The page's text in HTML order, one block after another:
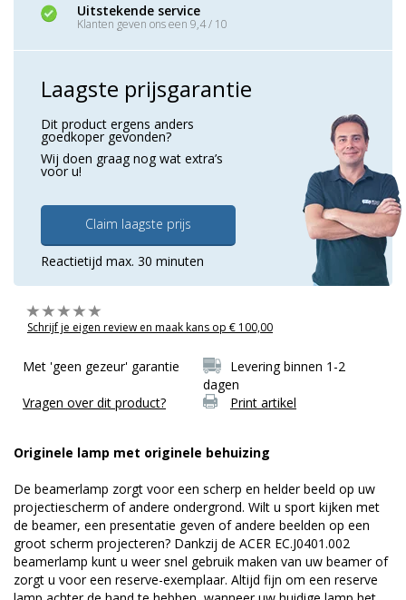
Uitstekende service
Klanten geven ons een 9,4 / 10
Laagste prijsgarantie
Dit product ergens anders
goedkoper gevonden?
Wij doen graag nog wat extra’s
voor u!
Claim laagste prijs
Reactietijd max. 30 minuten
Schrijf je eigen review en maak kans op € 100,00
Met 'geen gezeur' garantie
Levering binnen 1-2
dagen
Vragen over dit product?
Print artikel
Originele lamp met originele behuizing
De beamerlamp zorgt voor een scherp en helder beeld op uw
projectiescherm of andere ondergrond. Wilt u sport kijken met
de beamer, een presentatie geven of andere beelden op een
groot scherm projecteren? Dankzij de ACER EC.J0401.002
beamerlamp kunt u weer snel gebruik maken van uw beamer of
zorgt u voor een reserve-exemplaar. Altijd fijn om een reserve